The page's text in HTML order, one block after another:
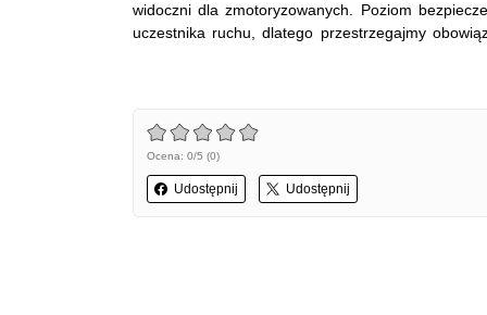
widoczni dla zmotoryzowanych. Poziom
uczestnika ruchu, dlatego przestrzegajmy
Ocena: 0/5 (0)
Udostępnij Udostępnij